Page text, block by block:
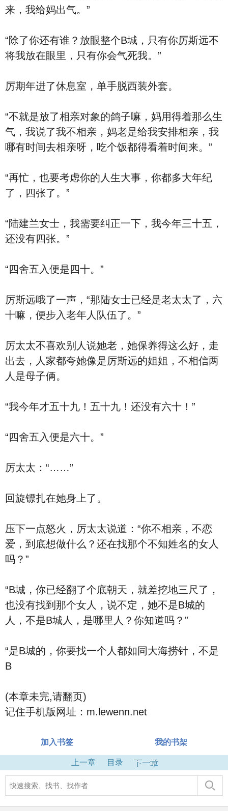
来，我给妈出气。”
“除了你还有谁？放眼整个B城，只有你厉斯远不
将我放在眼里，只有你会气死我。”
厉期年进了休息室，单手脱西装外套。
“不就是放了相亲对象的鸽子嘛，妈用得着那么生
气，我说了我不相亲，妈老是给我安排相亲，我
哪有时间去相亲呀，吃个饭都得看着时间来。”
“再忙，也要考虑你的人生大事，你都多大年纪
了，四张了。”
“陆建兰女士，我需要纠正一下，我今年三十五，
还没有四张。”
“四舍五入便是四十。”
厉斯远哦了一声，“那陆女士已经是老太太了，六
十嘛，便步入老年人队伍了。”
厉太太不喜欢别人说她老，她保养得这么好，走
出去，人家都夸她像是厉斯远的姐姐，不相信两
人是母子俩。
“我今年才五十九！五十九！还没有六十！”
“四舍五入便是六十。”
厉太太：“……”
回旋镖扎在她身上了。
压下一点怒火，厉太太说道：“你不相亲，不恋
爱，到底想做什么？还在找那个不知姓名的女人
吗？”
“B城，你已经翻了个底朝天，就差挖地三尺了，
也没有找到那个女人，说不定，她不是B城的
人，不是B城人，是哪里人？你知道吗？”
“是B城的，你要找一个人都如同大海捞针，不是
B
(本章未完,请翻页)
记住手机版网址：m.lewenn.net
加入书签 我的书架
上一章 目录 下一章